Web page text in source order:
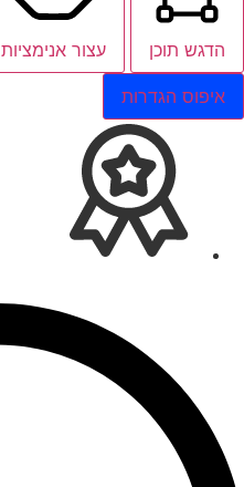
הדגש תוכן עצור אנימציות
איפוס הגדרות